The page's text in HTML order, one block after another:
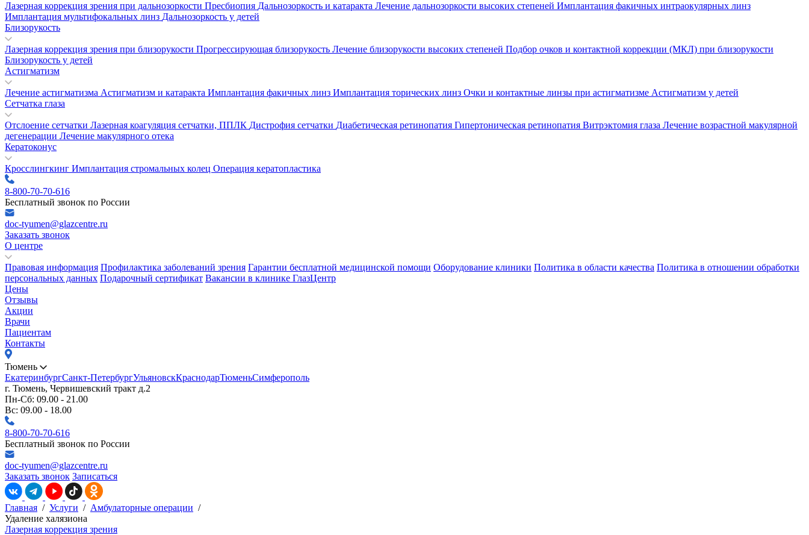
Лазерная коррекция зрения при дальнозоркости Пресбиопия Дальнозоркость и катаракта Лечение дальнозоркости высоких степеней Имплантация факичных интраокулярных линз
Имплантация мультифокальных линз Дальнозоркость у детей
Близорукость
Лазерная коррекция зрения при близорукости Прогрессирующая близорукость Лечение близорукости высоких степеней Подбор очков и контактной коррекции (МКЛ) при близорукости
Близорукость у детей
Астигматизм
Лечение астигматизма Астигматизм и катаракта Имплантация факичных линз Имплантация торических линз Очки и контактные линзы при астигматизме Астигматизм у детей
Сетчатка глаза
Отслоение сетчатки Лазерная коагуляция сетчатки, ППЛК Дистрофия сетчатки Диабетическая ретинопатия Гипертоническая ретинопатия Витрэктомия глаза Лечение возрастной макулярной
дегенерации Лечение макулярного отека
Кератоконус
Кросслингкинг Имплантация стромальных колец Операция кератопластика
8-800-70-70-616
Бесплатный звонок по России
doc-tyumen@glazcentre.ru
Заказать звонок
О центре
Правовая информация Профилактика заболеваний зрения Гарантии бесплатной медицинской помощи Оборудование клиники Политика в области качества Политика в отношении обработки
персональных данных Подарочный сертификат Вакансии в клинике ГлазЦентр
Цены
Отзывы
Акции
Врачи
Пациентам
Контакты
Тюмень
ЕкатеринбургСанкт-ПетербургУльяновскКраснодарТюменьСимферополь
г. Тюмень, Червишевский тракт д.2
Пн-Сб: 09.00 - 21.00
Вс: 09.00 - 18.00
8-800-70-70-616
Бесплатный звонок по России
doc-tyumen@glazcentre.ru
Заказать звонок Записаться
Главная / Услуги / Амбулаторные операции /
Удаление халязиона
Лазерная коррекция зрения